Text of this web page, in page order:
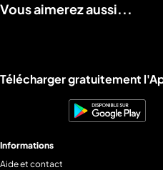
Vous aimerez aussi...
Liens utiles M6+.
Télécharger gratuitement
Informations
Aide et contact